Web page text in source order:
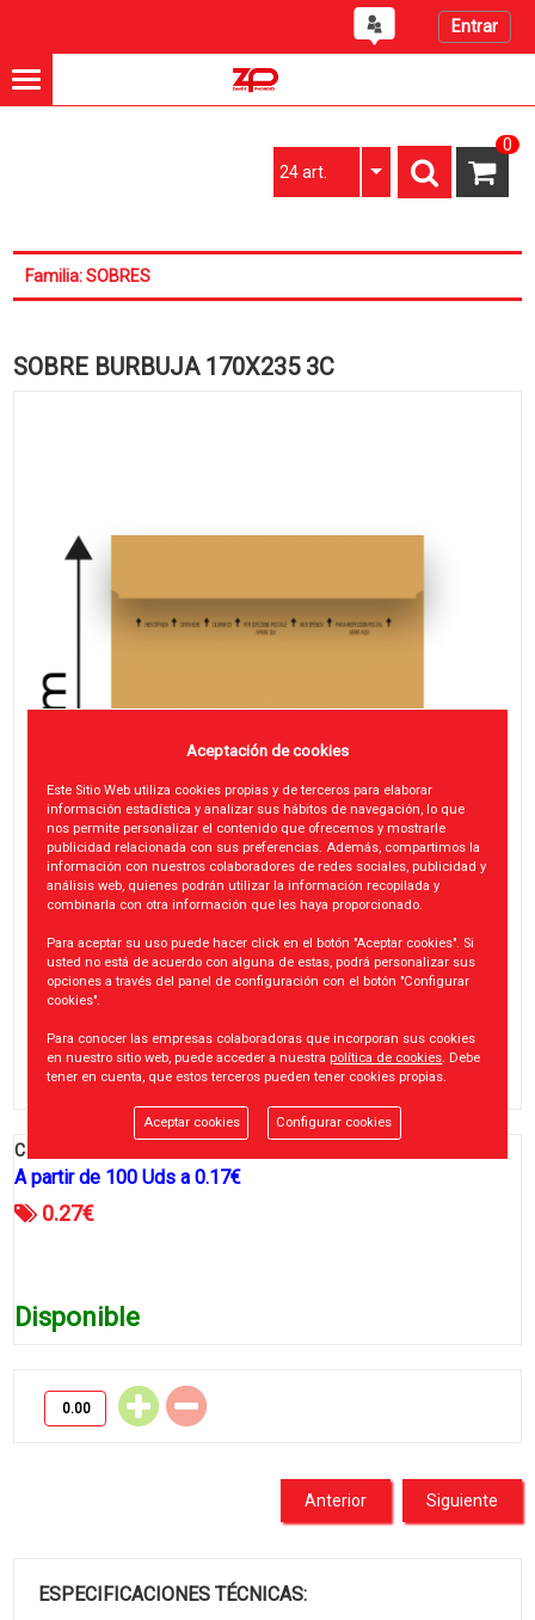
Entrar
0
24 art.
Familia: SOBRES
SOBRE BURBUJA 170X235 3C
Código:
A partir de 100 Uds a0.17€
0.27€
Disponible
Siguiente
Anterior
ESPECIFICACIONES TÉCNICAS:
Aceptación de cookies
Este Sitio Web utiliza cookies propias y de terceros para elaborar
información estadística y analizar sus hábitos de navegación, lo que
nos permite personalizar el contenido que ofrecemos y mostrarle
publicidad relacionada con sus preferencias. Además, compartimos la
información con nuestros colaboradores de redes sociales, publicidad y
análisis web, quienes podrán utilizar la información recopilada y
combinarla con otra información que les haya proporcionado.
Para aceptar su uso puede hacer click en el botón "Aceptar cookies". Si
usted no está de acuerdo con alguna de estas, podrá personalizar sus
opciones a través del panel de configuración con el botón "Configurar
cookies".
Para conocer las empresas colaboradoras que incorporan sus cookies
en nuestro sitio web, puede acceder a nuestra política de cookies. Debe
tener en cuenta, que estos terceros pueden tener cookies propias.
Aceptar cookies Configurar cookies